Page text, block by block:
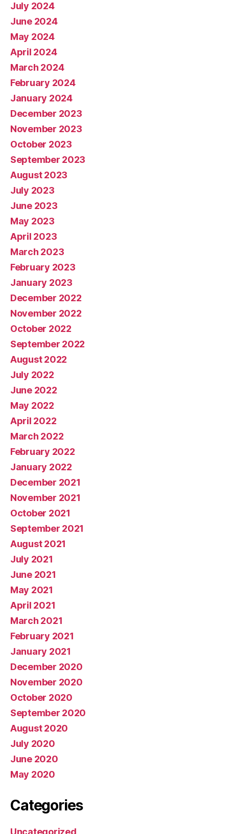
July 2024
June 2024
May 2024
April 2024
March 2024
February 2024
January 2024
December 2023
November 2023
October 2023
September 2023
August 2023
July 2023
June 2023
May 2023
April 2023
March 2023
February 2023
January 2023
December 2022
November 2022
October 2022
September 2022
August 2022
July 2022
June 2022
May 2022
April 2022
March 2022
February 2022
January 2022
December 2021
November 2021
October 2021
September 2021
August 2021
July 2021
June 2021
May 2021
April 2021
March 2021
February 2021
January 2021
December 2020
November 2020
October 2020
September 2020
August 2020
July 2020
June 2020
May 2020
Categories